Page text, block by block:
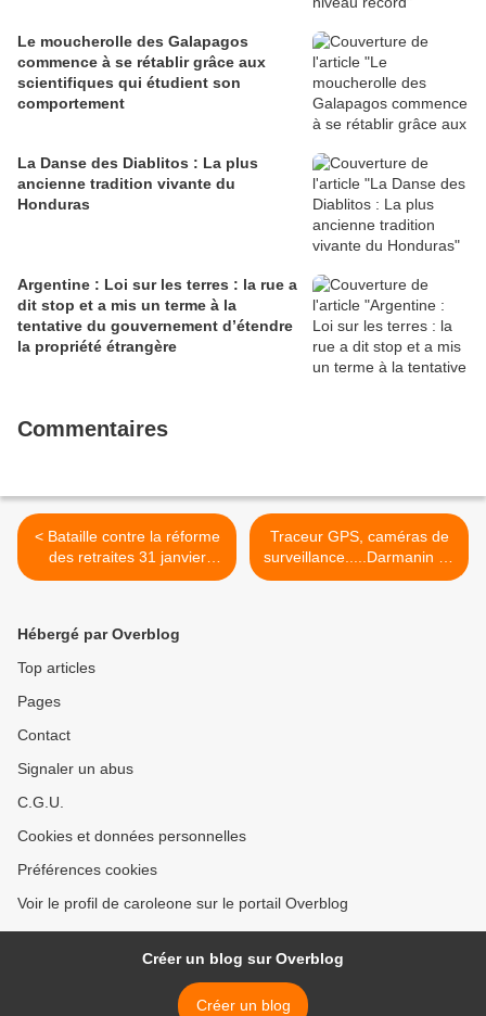
Le moucherolle des Galapagos
commence à se rétablir grâce aux
scientifiques qui étudient son
comportement
La Danse des Diablitos : La plus
ancienne tradition vivante du
Honduras
Argentine : Loi sur les terres : la rue a
dit stop et a mis un terme à la
tentative du gouvernement d’étendre
la propriété étrangère
Commentaires
< Bataille contre la réforme
des retraites 31 janvier
2023
Traceur GPS, caméras de
surveillance.....Darmanin se
la joue film d'espionnage
Hébergé par Overblog
Top articles
Pages
Contact
Signaler un abus
C.G.U.
Cookies et données personnelles
Préférences cookies
Voir le profil de caroleone sur le portail Overblog
Créer un blog sur Overblog
Créer un blog